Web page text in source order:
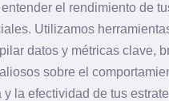
el rendimiento de
Utilizamos
datos y métricas clave,
sobre el
y la efectividad de tus